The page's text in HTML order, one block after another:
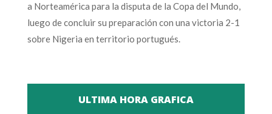
a Norteamérica para la disputa de la Copa del Mundo,
luego de concluir su preparación con una victoria 2-1
sobre Nigeria en territorio portugués.
ULTIMA HORA GRAFICA